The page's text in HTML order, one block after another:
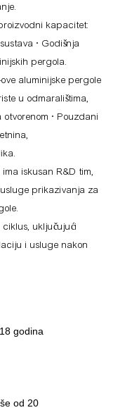
kapacitet:
• Godišnja
pergola.
aluminijske pergole
u odmaralištima,
• Pouzdani
iskusan R&D tim,
prikazivanja za
uključujući
i usluge nakon
godina
od 20